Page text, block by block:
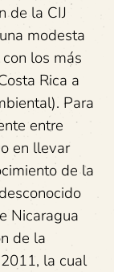
de la CIJ
modesta
los más
Rica a
Para
entre
en llevar
de la
Nicaragua
de la
la cual